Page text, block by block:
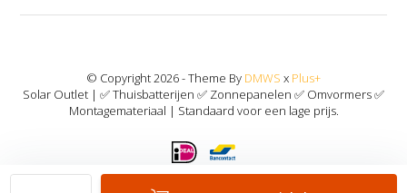
© Copyright 2026 - Theme By DMWS x Plus+
Solar Outlet | ✅ Thuisbatterijen ✅ Zonnepanelen ✅ Omvormers ✅
Montagemateriaal | Standaard voor een lage prijs.